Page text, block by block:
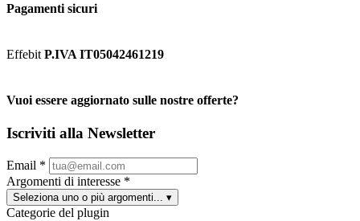
Pagamenti sicuri
Effebit P.IVA IT05042461219
Vuoi essere aggiornato sulle nostre offerte?
Iscriviti alla Newsletter
Email *
Argomenti di interesse *
Seleziona uno o più argomenti... ▾
Categorie del plugin